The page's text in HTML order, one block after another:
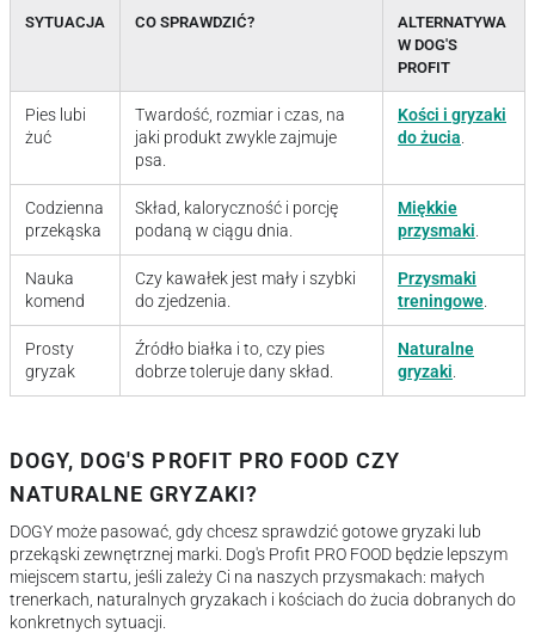
SYTUACJA CO SPRAWDZIĆ?
ALTERNATYWA
W DOG'S
PROFIT
Pies lubi
żuć
Twardość, rozmiar i czas, na
jaki produkt zwykle zajmuje
psa.
Kości i gryzaki
do żucia
Codzienna
przekąska
Skład, kaloryczność i porcję
podaną w ciągu dnia.
Miękkie
przysmaki
Nauka
komend
Czy kawałek jest mały i szybki
do zjedzenia.
Przysmaki
treningowe
Prosty
gryzak
Źródło białka i to, czy pies
dobrze toleruje dany skład.
Naturalne
gryzaki
DOGY, DOG'S PROFIT PRO FOOD CZY
NATURALNE GRYZAKI?
DOGY może pasować, gdy chcesz sprawdzić gotowe gryzaki lub
przekąski zewnętrznej marki. Dog's Profit PRO FOOD będzie lepszym
miejscem startu, jeśli zależy Ci na naszych przysmakach: małych
trenerkach, naturalnych gryzakach i kościach do żucia dobranych do
konkretnych sytuacji.